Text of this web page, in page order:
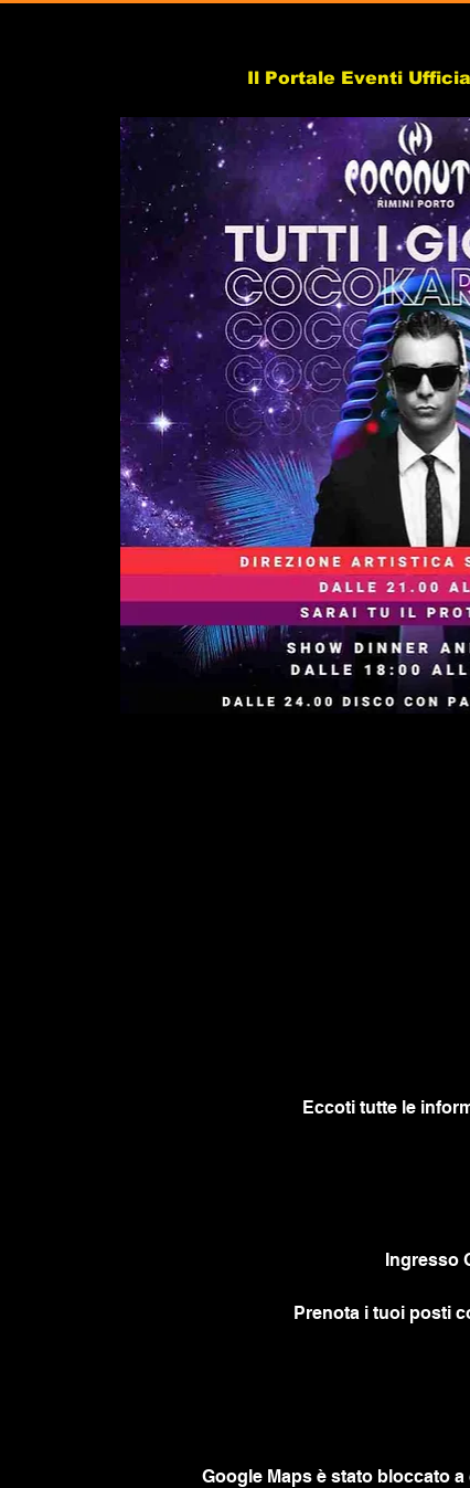
Il Portale Eventi
Eccoti tutte le
Ingresso
Prenota i tuoi posti
Google Maps è stato bloccato